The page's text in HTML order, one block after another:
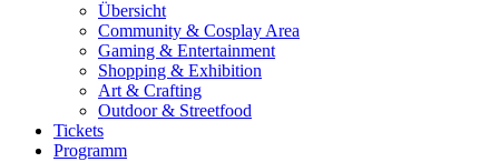
Übersicht
Community & Cosplay Area
Gaming & Entertainment
Shopping & Exhibition
Art & Crafting
Outdoor & Streetfood
Tickets
Programm